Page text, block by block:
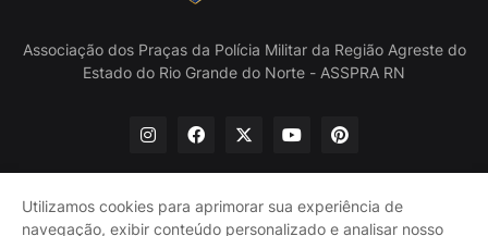
Associação dos Praças da Polícia Militar da Região Agreste do
Estado do Rio Grande do Norte - ASSPRA RN
Utilizamos cookies para aprimorar sua experiência de
navegação, exibir conteúdo personalizado e analisar nosso